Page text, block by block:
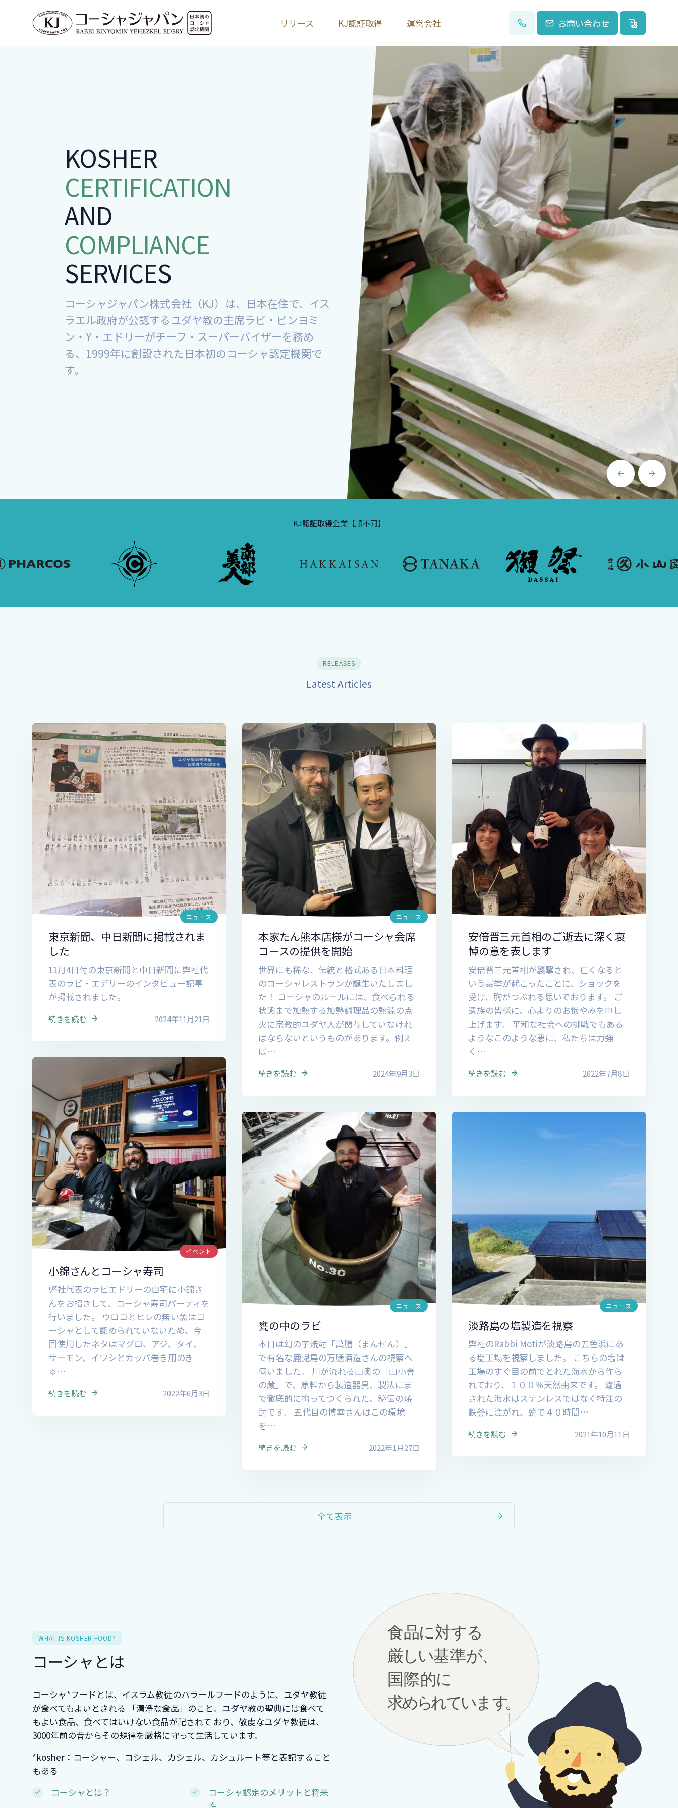
リリース KJ認証取得 運営会社 お問い合わせ
KOSHER
CERTIFICATION
AND
COMPLIANCE
SERVICES
コーシャジャパン株式会社（KJ）は、日本在住で、イス
ラエル政府が公認するユダヤ教の主席ラビ・ビンヨミ
ン・Y・エドリーがチーフ・スーパーバイザーを務め
る、1999年に創設された日本初のコーシャ認定機関で
す。
KJ認証取得企業【順不同】
RELEASES
Latest Articles
ニュース
東京新聞、中日新聞に掲載されま
した
11月4日付の東京新聞と中日新聞に弊社代
表のラビ・エデリーのインタビュー記事
が掲載されました。
続きを読む 2024年11月21日
ニュース
本家たん熊本店様がコーシャ会席
コースの提供を開始
世界にも稀な、伝統と格式ある日本料理
のコーシャレストランが誕生いたしまし
た！ コーシャのルールには、食べられる
状態まで加熱する加熱調理品の熱源の点
火に宗教的ユダヤ人が関与していなけれ
ばならないというものがあります。例え
ば…
続きを読む 2024年9月3日
その他
安倍晋三元首相のご逝去に深く哀
悼の意を表します
安倍晋三元首相が襲撃され、亡くなると
いう暴挙が起こったことに、ショックを
受け、胸がつぶれる思いでおります。 ご
遺族の皆様に、心よりのお悔やみを申し
上げます。 平和な社会への挑戦でもある
ようなこのような悪に、私たちは力強
く…
続きを読む 2022年7月8日
イベント
小錦さんとコーシャ寿司
弊社代表のラビエドリーの自宅に小錦さ
んをお招きして、コーシャ寿司パーティを
行いました。 ウロコとヒレの無い魚はコ
ーシャとして認められていないため、今
回使用したネタはマグロ、アジ、タイ、
サーモン、イワシとカッパ巻き用のき
ゅ…
続きを読む 2022年6月3日
ニュース
甕の中のラビ
本日は幻の芋焼酎「萬膳（まんぜん）」
で有名な鹿児島の万膳酒造さんの視察へ
伺いました。 川が流れる山奥の「山小舎
の蔵」で、原料から製造器具、製法にま
で徹底的に拘ってつくられた、秘伝の焼
酎です。 五代目の博幸さんはこの環境
を…
続きを読む 2022年1月27日
ニュース
淡路島の塩製造を視察
弊社のRabbi Motiが淡路島の五色浜にあ
る塩工場を視察しました。 こちらの塩は
工場のすぐ目の前でとれた海水から作ら
れており、１００％天然由来です。 濾過
された海水はステンレスではなく特注の
鉄釜に注がれ、薪で４０時間…
続きを読む 2021年10月11日
全て表示
WHAT IS KOSHER FOOD?
コーシャとは
コーシャ*フードとは、イスラム教徒のハラールフードのように、ユダヤ教徒
が食べてもよいとされる 「清浄な食品」のこと。ユダヤ教の聖典には食べて
もよい食品、食べてはいけない食品が記されて おり、敬虔なユダヤ教徒は、
3000年前の昔からその規律を厳格に守って生活しています。
*kosher：コーシャー、コシェル、カシェル、カシュルート等と表記すること
もある
コーシャとは？
コーシャ認定のメリットと将来